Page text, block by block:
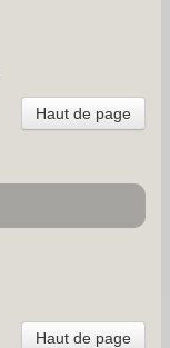
Haut de page
Haut de page